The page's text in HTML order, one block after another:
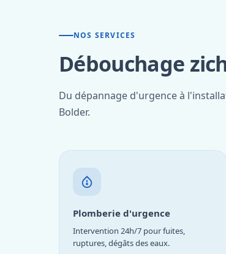
NOS SERVICES
Débouchage
Du dépannage d'urgence à
Bolder.
Plomberie d'urgence
Intervention 24h/7 pour fuites,
ruptures, dégâts des eaux.